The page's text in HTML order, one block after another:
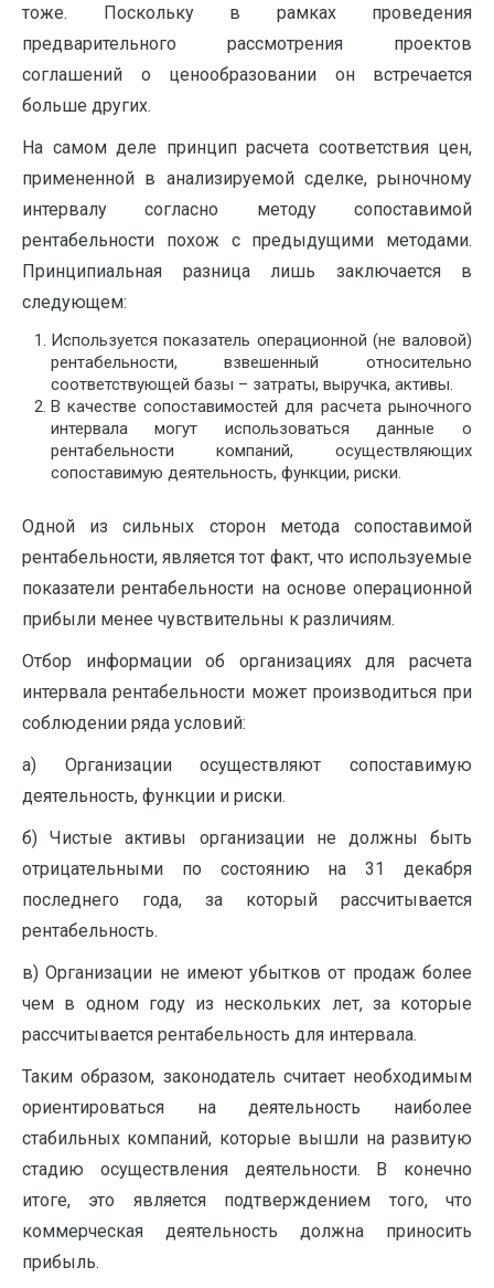
тоже. Поскольку в рамках проведения
предварительного рассмотрения проектов
соглашений о ценообразовании он встречается
больше других.
На самом деле принцип расчета соответствия цен,
примененной в анализируемой сделке, рыночному
интервалу согласно методу сопоставимой
рентабельности похож с предыдущими методами.
Принципиальная разница лишь заключается в
следующем:
Используется показатель операционной (не валовой)
рентабельности, взвешенный относительно
соответствующей базы – затраты, выручка, активы.
В качестве сопоставимостей для расчета рыночного
интервала могут использоваться данные о
рентабельности компаний, осуществляющих
сопоставимую деятельность, функции, риски.
Одной из сильных сторон метода сопоставимой
рентабельности, является тот факт, что используемые
показатели рентабельности на основе операционной
прибыли менее чувствительны к различиям.
Отбор информации об организациях для расчета
интервала рентабельности может производиться при
соблюдении ряда условий:
а) Организации осуществляют сопоставимую
деятельность, функции и риски.
б) Чистые активы организации не должны быть
отрицательными по состоянию на 31 декабря
последнего года, за который рассчитывается
рентабельность.
в) Организации не имеют убытков от продаж более
чем в одном году из нескольких лет, за которые
рассчитывается рентабельность для интервала.
Таким образом, законодатель считает необходимым
ориентироваться на деятельность наиболее
стабильных компаний, которые вышли на развитую
стадию осуществления деятельности. В конечно
итоге, это является подтверждением того, что
коммерческая деятельность должна приносить
прибыль.